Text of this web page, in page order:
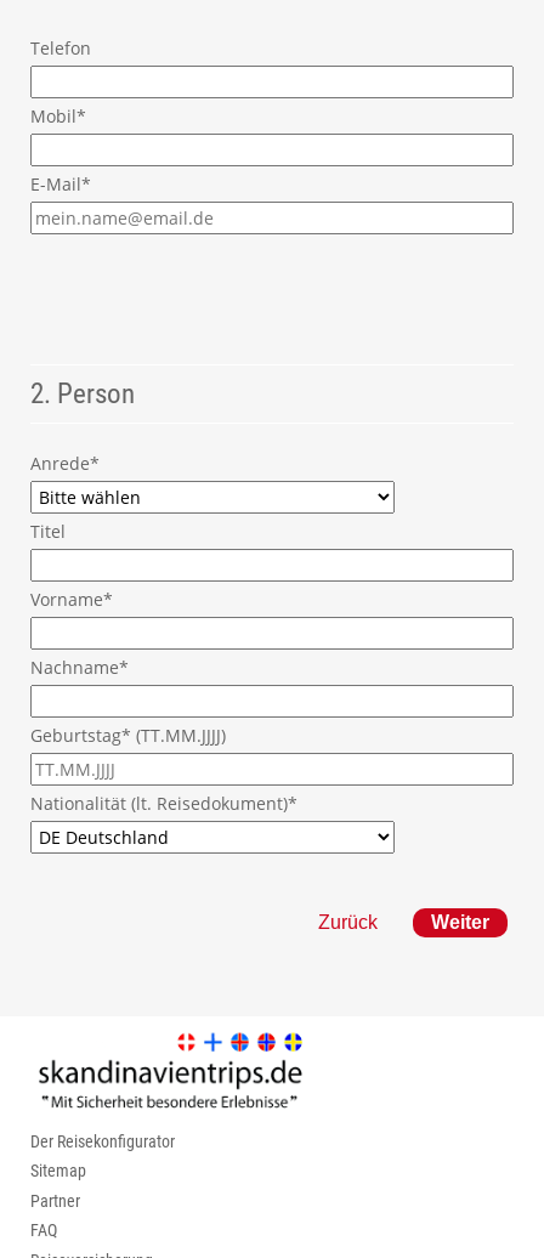
Telefon
Mobil*
E-Mail*
2. Person
Anrede*
Titel
Vorname*
Nachname*
Geburtstag* (TT.MM.JJJJ)
Nationalität (lt. Reisedokument)*
Zurück
Der Reisekonfigurator
Sitemap
Partner
FAQ